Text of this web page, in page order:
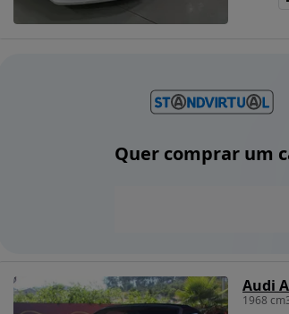
Quer comprar um
Audi
1968